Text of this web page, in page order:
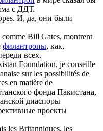
с ДДТ.
. И, да, они были
comme Bill Gates, montrent
филантропы, как,
всех.
Foundation, je conseille
sur les possibilités de
en matière de
фонда Пакистана,
диаспоры
проекты
les Britanniques, les